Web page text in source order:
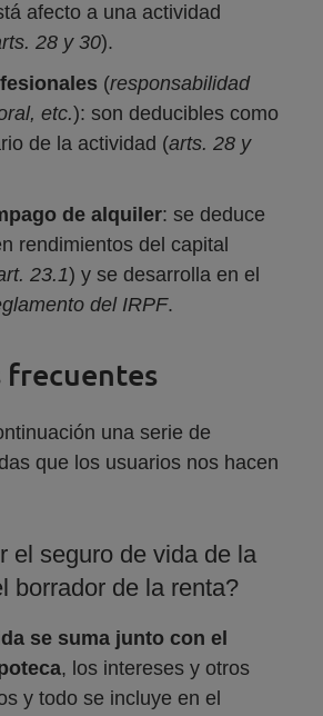
afecto a una actividad
28 y 30).
(responsabilidad
etc.): son deducibles como
de la actividad (arts. 28 y
de alquiler: se deduce
rendimientos del capital
23.1) y se desarrolla en el
del IRPF.
frecuentes
una serie de
que los usuarios nos hacen
el seguro de vida de la
borrador de la renta?
se suma junto con el
, los intereses y otros
y todo se incluye en el